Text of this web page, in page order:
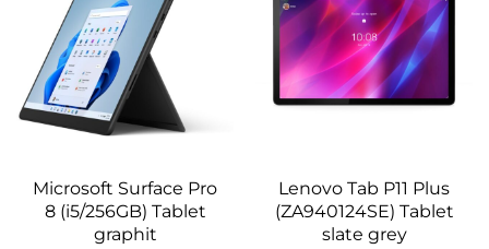
Microsoft Surface Pro
8 (i5/256GB) Tablet
graphit
Lenovo Tab P11 Plus
(ZA940124SE) Tablet
slate grey